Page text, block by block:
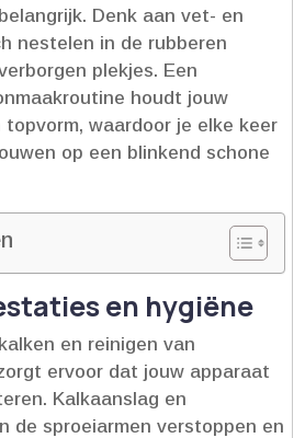
Denk aan vet- en
nestelen in de rubberen
plekjes.​ Een
houdt jouw
waardoor je elke keer
op een blinkend schone
en hygiëne
en reinigen van
ervoor dat jouw apparaat
Kalkaanslag en
de sproeiarmen verstoppen en